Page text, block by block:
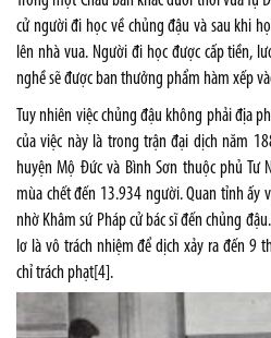
cử người đi học về chủng đậu và sau khi
lên nhà vua. Người đi học được cấp tiền,
nghề sẽ được ban thưởng phẩm hàm xếp
Tuy nhiên việc chủng đậu không phải địa
của việc này là trong trận đại dịch năm
huyện Mộ Đức và Bình Sơn thuộc phủ Tư
mùa chết đến 13.934 người. Quan tỉnh ấy
nhờ Khâm sứ Pháp cử bác sĩ đến chủng
lơ là vô trách nhiệm để dịch xảy ra đến 9
chỉ trách phạt[4] .